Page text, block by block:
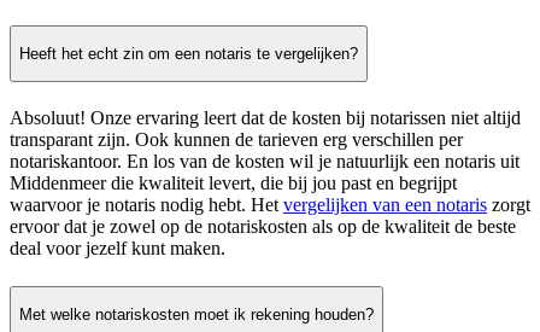
Heeft het echt zin om een notaris te vergelijken?
Absoluut! Onze ervaring leert dat de kosten bij notarissen niet altijd
transparant zijn. Ook kunnen de tarieven erg verschillen per
notariskantoor. En los van de kosten wil je natuurlijk een notaris uit
Middenmeer die kwaliteit levert, die bij jou past en begrijpt
waarvoor je notaris nodig hebt. Hetvergelijken van een notaris zorgt
ervoor dat je zowel op de notariskosten als op de kwaliteit de beste
deal voor jezelf kunt maken.
Met welke notariskosten moet ik rekening houden?